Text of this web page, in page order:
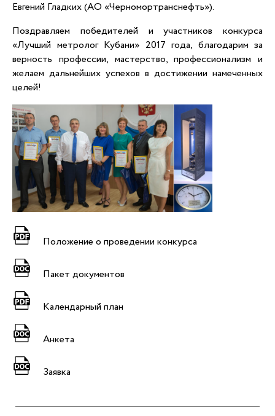
Евгений Гладких (АО «Черномортранснефть»).
Поздравляем победителей и участников конкурса
«Лучший метролог Кубани» 2017 года, благодарим за
верность профессии, мастерство, профессионализм и
желаем дальнейших успехов в достижении намеченных
целей!
Положение о проведении конкурса
Пакет документов
Календарный план
Анкета
Заявка